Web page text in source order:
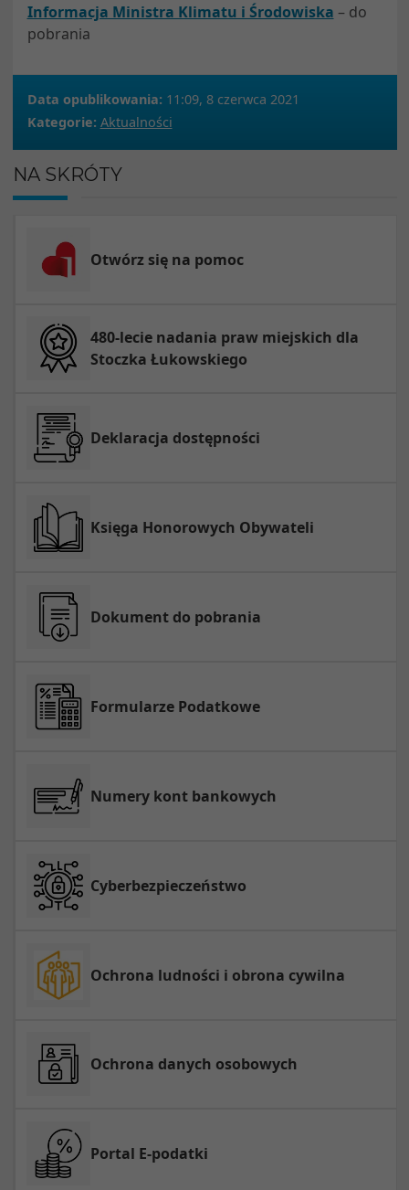
Informacja Ministra Klimatu i Środowiska – do
pobrania
Data opublikowania: 11:09, 8 czerwca 2021
Kategorie: Aktualności
NA SKRÓTY
Otwórz się na pomoc
480-lecie nadania praw miejskich dla
Stoczka Łukowskiego
Deklaracja dostępności
Księga Honorowych Obywateli
Dokument do pobrania
Formularze Podatkowe
Numery kont bankowych
Cyberbezpieczeństwo
Ochrona ludności i obrona cywilna
Ochrona danych osobowych
Portal E-podatki